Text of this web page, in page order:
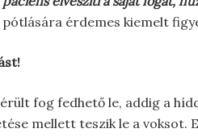
érdemes kiemelt
fog fedhető le, addig a
mellett teszik le a voksot.